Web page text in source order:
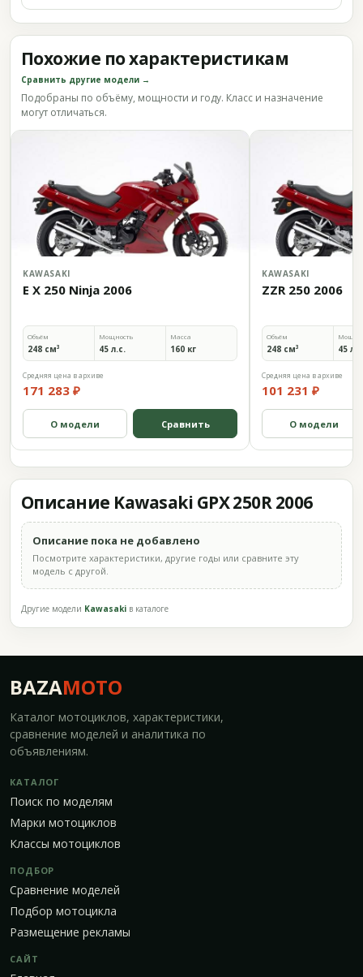
Похожие по характеристикам
Сравнить другие модели →
Подобраны по объёму, мощности и году. Класс и назначение
могут отличаться.
KAWASAKI
E X 250 Ninja 2006
Объём
248 см³
Мощность
45 л.с.
Масса
160 кг
Средняя цена в архиве
171 283 ₽
О модели Сравнить
KAWASAKI
ZZR 250 2006
Объём
248 см³ 45
Средняя цена в архиве
101 231 ₽
О модели
Описание Kawasaki GPX 250R 2006
Описание пока не добавлено
Посмотрите характеристики, другие годы или сравните эту
модель с другой.
Другие модели Kawasaki в каталоге
BAZAMOTO
Каталог мотоциклов, характеристики,
сравнение моделей и аналитика по
объявлениям.
КАТАЛОГ
Поиск по моделям
Марки мотоциклов
Классы мотоциклов
ПОДБОР
Сравнение моделей
Подбор мотоцикла
Размещение рекламы
САЙТ